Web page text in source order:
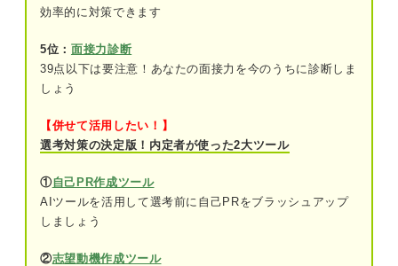
②社会的信用が低くなり生活に支障が出や
すいため
③再就職する際にネックになるため
ため
いため
働かないで生きたい人はまずは「働きたくない理
由」を明確にしよう
効率的に対策できます
5位： 面接力診断
39点以下は要注意！あなたの面接力を今のうちに診断しま
しょう
【併せて活用したい！】
選考対策の決定版！内定者が使った2大ツール
①自己PR作成ツール
AIツールを活用して選考前に自己PRをブラッシュアップ
しましょう
②志望動機作成ツール